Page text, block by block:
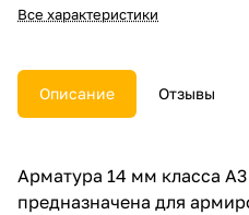
Все характеристики
Описание Отзывы
Арматура 14 мм класса
предназначена для